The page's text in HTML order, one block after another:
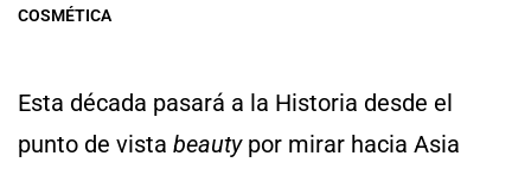
COSMÉTICA
Esta década pasará a la Historia desde el
punto de vista beauty por mirar hacia Asia